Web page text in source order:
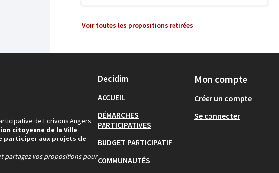
Voir toutes les propositions retirées
de Ecrivons Angers.
citoyenne de la Ville
participer aux projets de
partagez vos propositions pour
Decidim
ACCUEIL
DÉMARCHES
PARTICIPATIVES
BUDGET PARTICIPATIF
COMMUNAUTÉS
Mon compte
Créer un compte
Se connecter